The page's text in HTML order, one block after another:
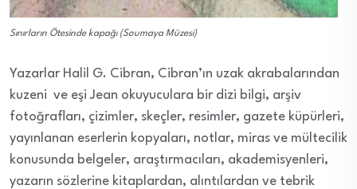
Sınırların Ötesinde kapağı (Soumaya Müzesi)
Yazarlar Halil G. Cibran, Cibran’ın uzak akrabalarından
kuzeni ve eşi Jean okuyuculara bir dizi bilgi, arşiv
fotoğrafları, çizimler, skeçler, resimler, gazete küpürleri,
yayınlanan eserlerin kopyaları, notlar, miras ve mültecilik
konusunda belgeler, araştırmacıları, akademisyenleri,
yazarın sözlerine kitaplardan, alıntılardan ve tebrik